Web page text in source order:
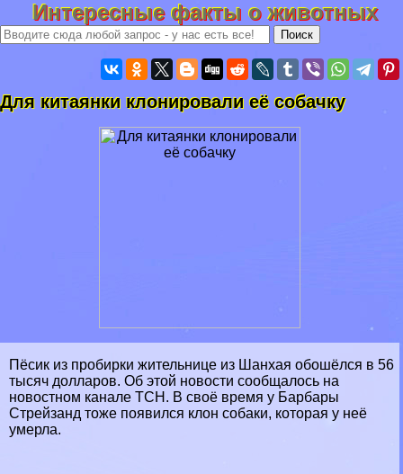
Интересные факты о животных
Для китаянки клонировали её собачку
Пёсик из пробирки жительнице из Шанхая обошёлся в 56
тысяч долларов. Об этой новости сообщалось на
новостном канале ТСН. В своё время у Барбары
Стрейзанд тоже появился клон собаки, которая у неё
умерла.